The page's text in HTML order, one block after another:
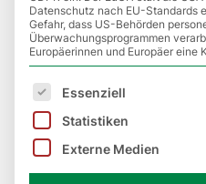
Early
Immobilien
Datenschutz nach EU-Standards
Gefahr, dass US-Behörden
Überwachungsprogrammen
Europäerinnen und Europäer eine
Es folgt eine Liste der
Essenziell
Statistiken
Externe Medien